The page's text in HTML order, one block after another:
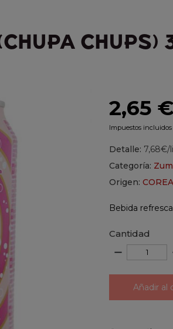
CHUPS)
2,65 €
Impuestos incluidos
Detalle: 7,68€/
Categoría:
Origen:
Bebida
Cantidad
remove
Añadir al